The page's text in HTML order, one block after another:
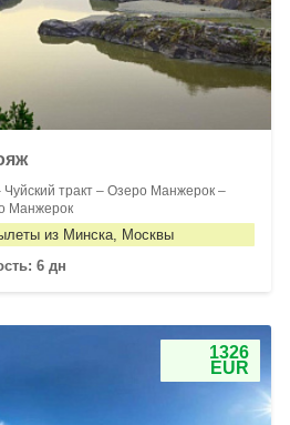
Чуйский тракт – Озеро Манжерок –
Манжерок
из Минска, Москвы
6 дн
1326
EUR